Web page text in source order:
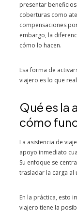
presentar
coberturas como
compensaciones
embargo, la
cómo lo hacen.
Esa forma de
viajero es lo que
Qué es la
cómo
La asistencia de
apoyo inmediato
Su enfoque se
trasladar la carga al
En la práctica, esto
viajero tiene la